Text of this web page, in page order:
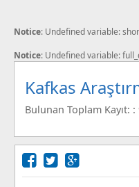
Notice: Undefined variable:
Notice: Undefined variable:
Kafkas
Bulunan Toplam Kayıt: :